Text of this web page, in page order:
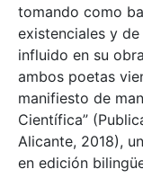
tomando como
existenciales y
influido en su
ambos poetas
manifiesto de
Científica”
Alicante, 2018),
en edición